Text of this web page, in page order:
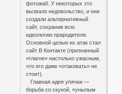
фотожаб. У некоторых это
вызвало недовольство, и они
создали альтернативный
сайт, сохранив всю
идеологию прародителя.
Основной целью их атак стал
сайт В Контакте (признанный
«глагне» настолько ужасным,
что его даже «отаковать» не
стоит).
Главная идея упячки —
борьба со скукой, «унылым